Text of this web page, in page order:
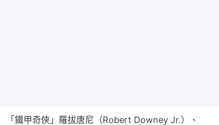
「鐵甲奇俠」羅拔唐尼（Robert Downey Jr.）、